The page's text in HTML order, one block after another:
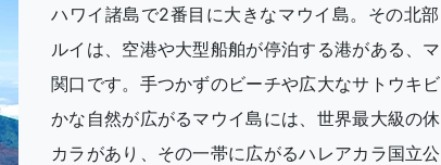
ハワイ諸島で2番目に大きなマウイ島。その北
ルイは、空港や大型船舶が停泊する港がある、
関口です。手つかずのビーチや広大なサトウキ
かな自然が広がるマウイ島には、世界最大級の
カラがあり、その一帯に広がるハレアカラ国立